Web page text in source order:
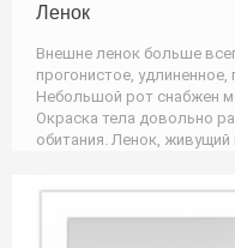
Ленок
Внешне ленок больше
прогонистое,
Небольшой рот снабжен
Окраска тела довольно
обитания. Ленок, живущий